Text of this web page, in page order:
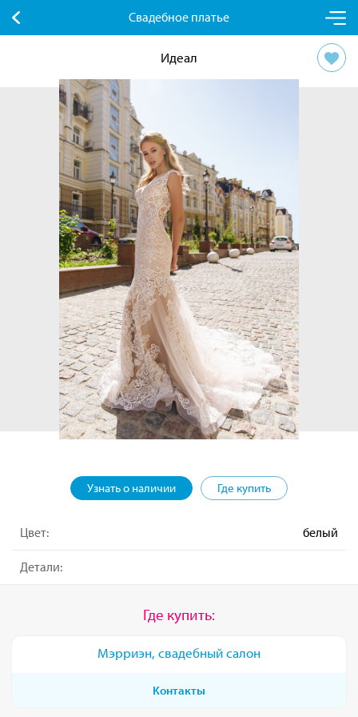
Свадебное платье
Идеал
Узнать о наличии Где купить
Цвет: белый
Детали:
Где купить:
Мэрриэн, свадебный салон
Контакты